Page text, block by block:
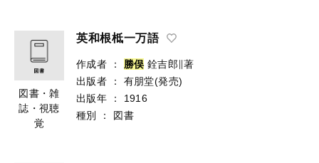
図書・雑
誌・視聴
覚
英和根柢一万語
作成者 ： 勝俣 銓吉郎∥著
出版者
：
有朋堂(発売)
出版年
：
1916
種別
： 図書